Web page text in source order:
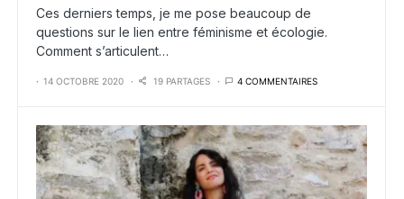
Ces derniers temps, je me pose beaucoup de
questions sur le lien entre féminisme et écologie.
Comment s’articulent…
14 OCTOBRE 2020 19 PARTAGES 4 COMMENTAIRES